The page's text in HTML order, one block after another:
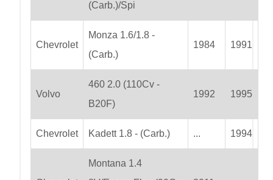
(Carb.)/Spi
Chevrolet
Monza 1.6/1.8 -
(Carb.)
1984 1991
Volvo
460 2.0 (110Cv -
B20F)
1992 1995
Chevrolet Kadett 1.8 - (Carb.) ... 1994
Montana 1.4